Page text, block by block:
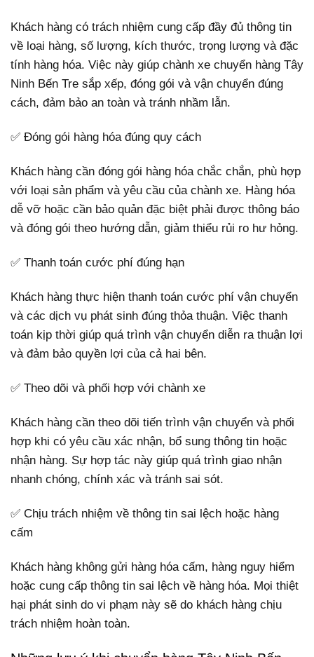
Khách hàng có trách nhiệm cung cấp đầy đủ thông tin
về loại hàng, số lượng, kích thước, trọng lượng và đặc
tính hàng hóa. Việc này giúp chành xe chuyển hàng Tây
Ninh Bến Tre sắp xếp, đóng gói và vận chuyển đúng
cách, đảm bảo an toàn và tránh nhầm lẫn.
✅ Đóng gói hàng hóa đúng quy cách
Khách hàng cần đóng gói hàng hóa chắc chắn, phù hợp
với loại sản phẩm và yêu cầu của chành xe. Hàng hóa
dễ vỡ hoặc cần bảo quản đặc biệt phải được thông báo
và đóng gói theo hướng dẫn, giảm thiểu rủi ro hư hỏng.
✅ Thanh toán cước phí đúng hạn
Khách hàng thực hiện thanh toán cước phí vận chuyển
và các dịch vụ phát sinh đúng thỏa thuận. Việc thanh
toán kịp thời giúp quá trình vận chuyển diễn ra thuận lợi
và đảm bảo quyền lợi của cả hai bên.
✅ Theo dõi và phối hợp với chành xe
Khách hàng cần theo dõi tiến trình vận chuyển và phối
hợp khi có yêu cầu xác nhận, bổ sung thông tin hoặc
nhận hàng. Sự hợp tác này giúp quá trình giao nhận
nhanh chóng, chính xác và tránh sai sót.
✅ Chịu trách nhiệm về thông tin sai lệch hoặc hàng
cấm
Khách hàng không gửi hàng hóa cấm, hàng nguy hiểm
hoặc cung cấp thông tin sai lệch về hàng hóa. Mọi thiệt
hại phát sinh do vi phạm này sẽ do khách hàng chịu
trách nhiệm hoàn toàn.